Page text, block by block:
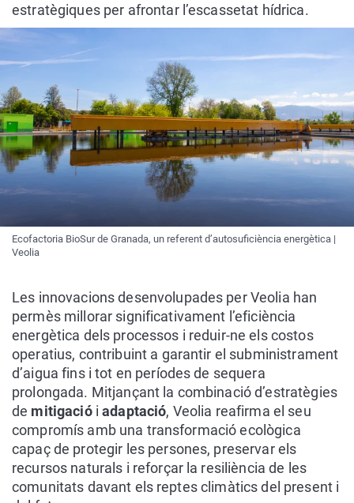
estratègiques per afrontar l’escassetat hídrica.
Ecofactoria BioSur de Granada, un referent d’autosuficiència energètica |
Veolia
Les innovacions desenvolupades per Veolia han
permès millorar significativament l’eficiència
energètica dels processos i reduir-ne els costos
operatius, contribuint a garantir el subministrament
d’aigua fins i tot en períodes de sequera
prolongada. Mitjançant la combinació d’estratègies
de mitigació iadaptació, Veolia reafirma el seu
compromís amb una transformació ecològica
capaç de protegir les persones, preservar els
recursos naturals i reforçar la resiliència de les
comunitats davant els reptes climàtics del present i